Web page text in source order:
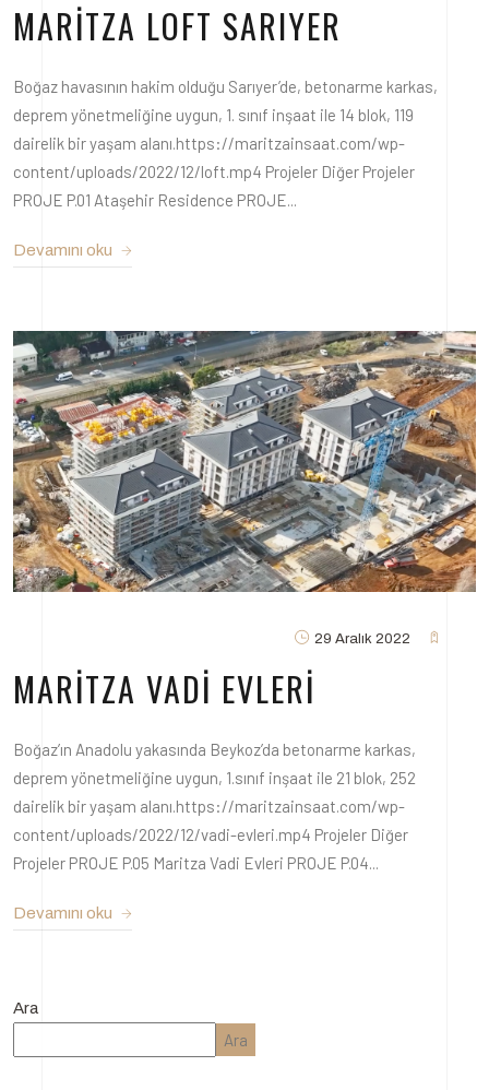
MARITZA LOFT SARIYER
Boğaz havasının hakim olduğu Sarıyer’de, betonarme karkas,
deprem yönetmeliğine uygun, 1. sınıf inşaat ile 14 blok, 119
dairelik bir yaşam alanı.https://maritzainsaat.com/wp-
content/uploads/2022/12/loft.mp4 Projeler Diğer Projeler
PROJE P.01 Ataşehir Residence PROJE...
Devamını oku
29 Aralık 2022
MARITZA VADI EVLERI
Boğaz’ın Anadolu yakasında Beykoz’da betonarme karkas,
deprem yönetmeliğine uygun, 1.sınıf inşaat ile 21 blok, 252
dairelik bir yaşam alanı.https://maritzainsaat.com/wp-
content/uploads/2022/12/vadi-evleri.mp4 Projeler Diğer
Projeler PROJE P.05 Maritza Vadi Evleri PROJE P.04...
Devamını oku
Ara
Ara